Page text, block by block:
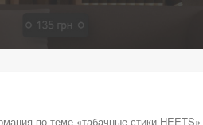
по теме «табачные стики HEETS»